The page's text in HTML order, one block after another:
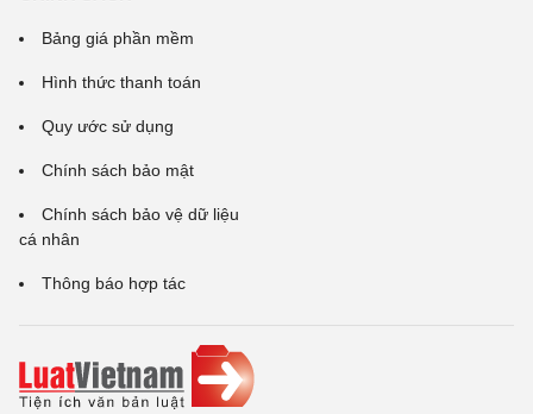
Bảng giá phần mềm
Hình thức thanh toán
Quy ước sử dụng
Chính sách bảo mật
Chính sách bảo vệ dữ liệu
cá nhân
Thông báo hợp tác